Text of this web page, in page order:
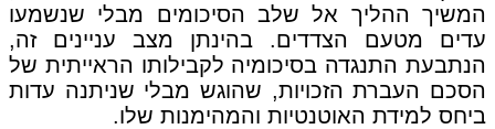
המשיך ההליך אל שלב הסיכומים מבלי שנשמעו
עדים מטעם הצדדים. בהינתן מצב עניינים זה,
הנתבעת התנגדה בסיכומיה לקבילותו הראייתית של
הסכם העברת הזכויות, שהוגש מבלי שניתנה עדות
ביחס למידת האוטנטיות והמהימנות שלו.